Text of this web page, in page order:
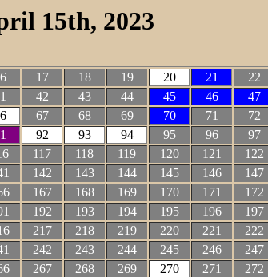
15th, 2023
17 18 19 20 21 22
42 43 44 45 46 47
67 68 69 70 71 72
92 93 94 95 96 97
117 118 119 120 121 122
142 143 144 145 146 147
167 168 169 170 171 172
192 193 194 195 196 197
217 218 219 220 221 222
242 243 244 245 246 247
267 268 269 270 271 272